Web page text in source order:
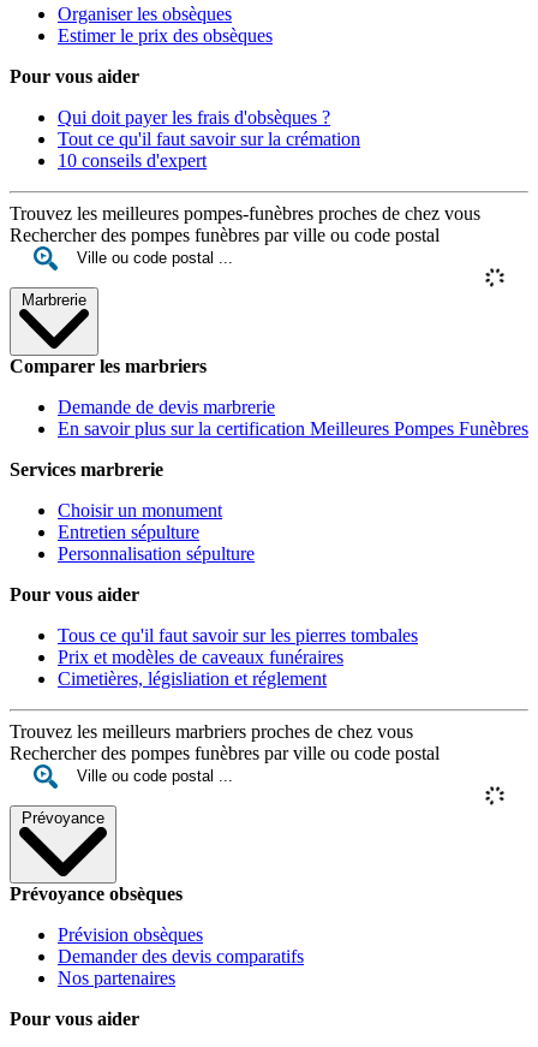
Organiser les obsèques
Estimer le prix des obsèques
Pour vous aider
Qui doit payer les frais d'obsèques ?
Tout ce qu'il faut savoir sur la crémation
10 conseils d'expert
Trouvez les meilleures pompes-funèbres proches de chez vous
Rechercher des pompes funèbres par ville ou code postal
Marbrerie
Comparer les marbriers
Demande de devis marbrerie
En savoir plus sur la certification Meilleures Pompes Funèbres
Services marbrerie
Choisir un monument
Entretien sépulture
Personnalisation sépulture
Pour vous aider
Tous ce qu'il faut savoir sur les pierres tombales
Prix et modèles de caveaux funéraires
Cimetières, législiation et réglement
Trouvez les meilleurs marbriers proches de chez vous
Rechercher des pompes funèbres par ville ou code postal
Prévoyance
Prévoyance obsèques
Prévision obsèques
Demander des devis comparatifs
Nos partenaires
Pour vous aider